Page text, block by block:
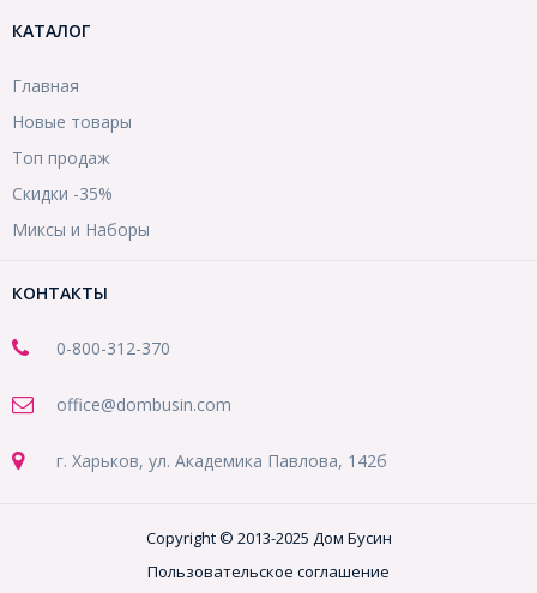
КАТАЛОГ
Главная
Новые товары
Топ продаж
Скидки -35%
Миксы и Наборы
КОНТАКТЫ
0-800-312-370
office@dombusin.com
г. Харьков, ул. Академика Павлова, 142б
Copyright © 2013-2025 Дом Бусин
Пользовательское соглашение